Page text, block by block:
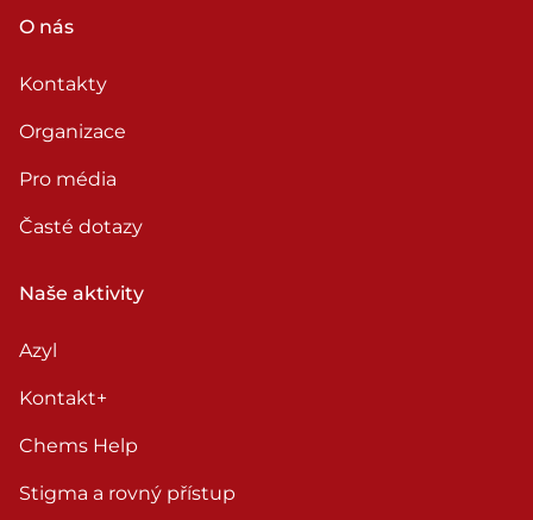
O nás
Kontakty
Organizace
Pro média
Časté dotazy
Naše aktivity
Azyl
Kontakt+
Chems Help
Stigma a rovný přístup